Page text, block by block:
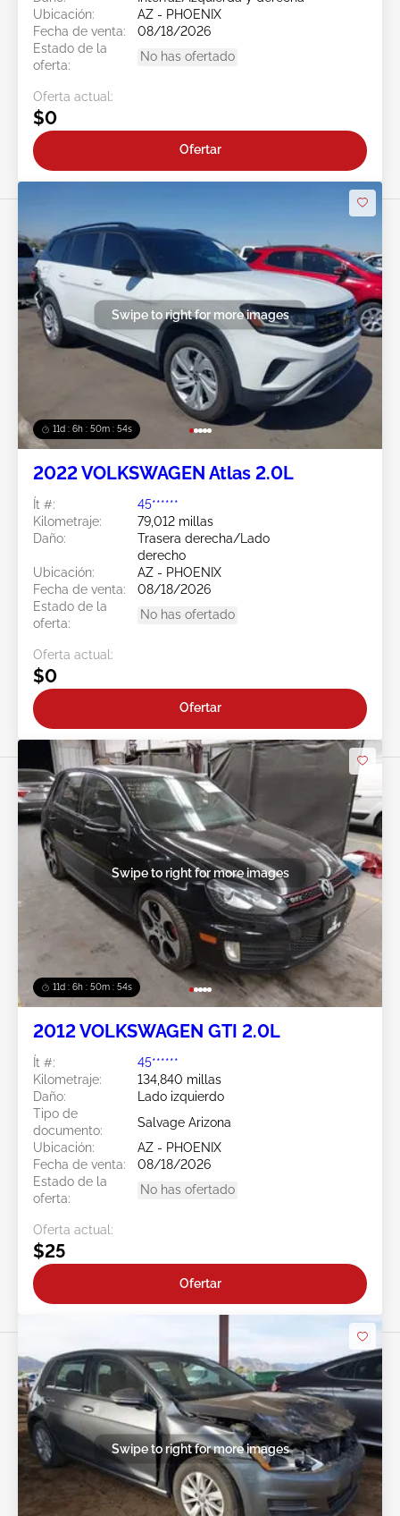
Ubicación:
AZ - PHOENIX
Fecha de venta:
08/18/2026
Estado de la
oferta:
No has ofertado
Oferta actual:
$0
Ofertar
11d : 6h : 50m : 51s
Swipe to right for more images
2022 VOLKSWAGEN Atlas 2.0L
Ít #:
45******
Kilometraje:
79,012 millas
Daño:
Trasera derecha/Lado
derecho
Ubicación:
AZ - PHOENIX
Fecha de venta:
08/18/2026
Estado de la
oferta:
No has ofertado
Oferta actual:
$0
Ofertar
11d : 6h : 50m : 51s
Swipe to right for more images
2012 VOLKSWAGEN GTI 2.0L
Ít #:
45******
Kilometraje:
134,840 millas
Daño:
Lado izquierdo
Tipo de
documento:
Salvage Arizona
Ubicación:
AZ - PHOENIX
Fecha de venta:
08/18/2026
Estado de la
oferta:
No has ofertado
Oferta actual:
$25
Ofertar
Swipe to right for more images